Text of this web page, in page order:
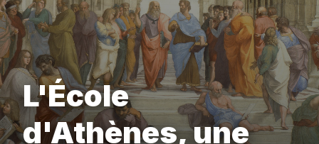
L'École
d'Athènes, une